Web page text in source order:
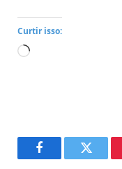
Curtir isso:
Carregando...
FacebookTwitter